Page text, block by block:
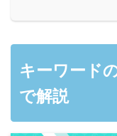
キーワード
で解説